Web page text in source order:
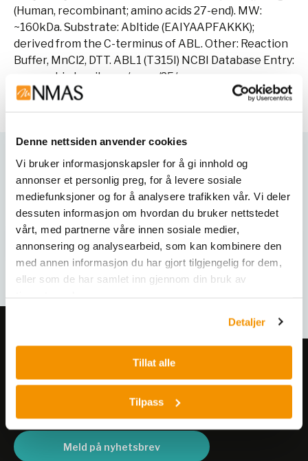
Denne nettsiden anvender cookies
Vi bruker informasjonskapsler for å gi innhold og
annonser et personlig preg, for å levere sosiale
mediefunksjoner og for å analysere trafikken vår. Vi deler
dessuten informasjon om hvordan du bruker nettstedet
vårt, med partnerne våre innen sosiale medier,
annonsering og analysearbeid, som kan kombinere den
med annen informasjon du har gjort tilgjengelig for dem,
eller som de har samlet inn gjennom din bruk av
Detaljer
Tillat alle
Tilpass
(Human, recombinant; amino acids 27-end). MW:
~160kDa. Substrate: Abltide (EAIYAAPFAKKK);
derived from the C-terminus of ABL. Other: Reaction
Buffer, MnCl2, DTT. ABL1 (T315I) NCBI Database Entry:
www.ncbi.nlm.nih.gov/gene/25/.
Varianter
Meld deg på vårt nyhetsbrev!
Få informasjon om produkter,
arrangementer og kampanjer.
Meld på nyhetsbrev